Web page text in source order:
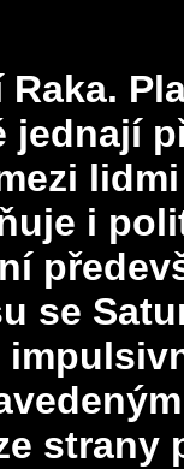
jednají
i
se
strany